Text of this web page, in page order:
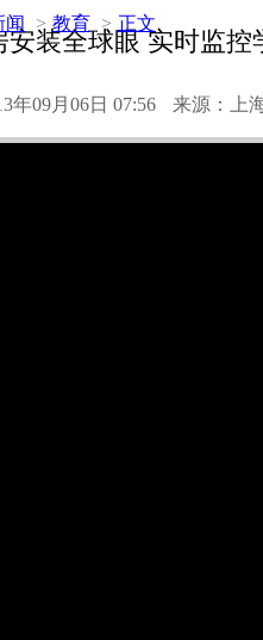
闻 > 教育 > 正文
安装全球眼 实时监控
年09月06日 07:56 来源：上